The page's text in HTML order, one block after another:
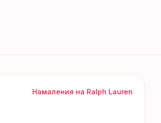
Намаления на Ralph Lauren